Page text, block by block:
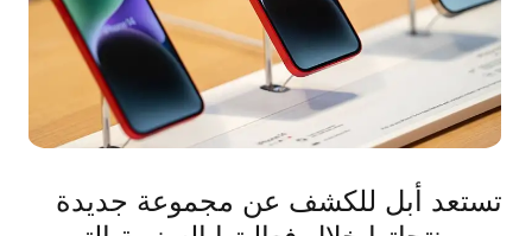
تستعد أبل للكشف عن مجموعة جديدة